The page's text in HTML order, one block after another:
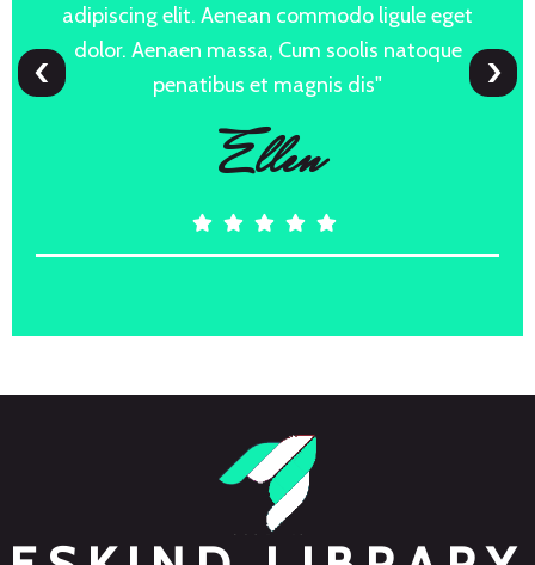
adipiscing elit. Aenean commodo ligule eget
dolor. Aenaen massa, Cum soolis natoque
penatibus et magnis dis"
Ellen
‹ ›